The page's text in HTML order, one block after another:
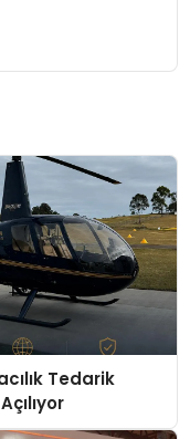
Tedarik